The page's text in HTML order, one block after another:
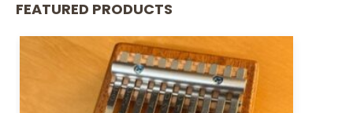
FEATURED PRODUCTS